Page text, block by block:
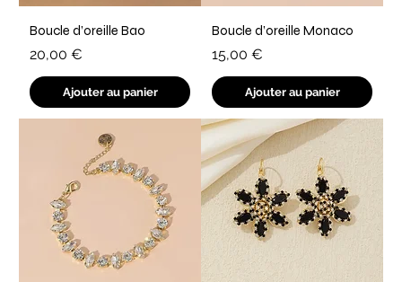
Boucle d’oreille Bao
Prix
20,00 €
Ajouter au panier
Boucle d’oreille Monaco
Prix
15,00 €
Ajouter au panier